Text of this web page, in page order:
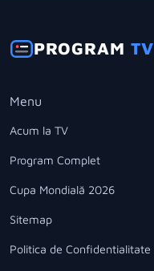
PROGRAMTV
Menu
Acum la TV
Program Complet
Cupa Mondială 2026
Sitemap
Politica de Confidentialitate